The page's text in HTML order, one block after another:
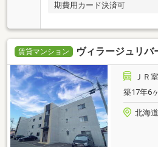
期費用カード決済可
賃貸マンション ヴィラージュリバ
ＪＲ
築17年6
北海